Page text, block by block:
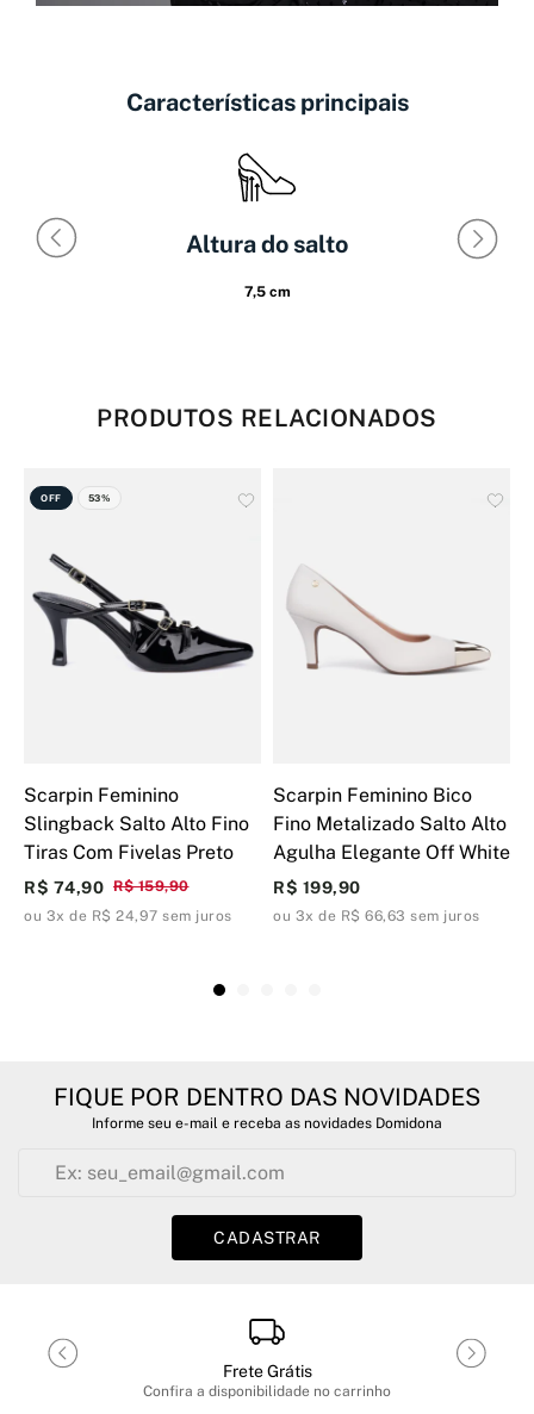
Características principais
Altura do salto
7,5 cm
PRODUTOS RELACIONADOS
OFF 53%
Scarpin Feminino
Slingback Salto Alto Fino
Tiras Com Fivelas Preto
R$ 159,90
R$ 74,90
ou 3x de R$ 24,97 sem juros
Scarpin Feminino Bico
Fino Metalizado Salto Alto
Agulha Elegante Off White
R$ 199,90
ou 3x de R$ 66,63 sem juros
FIQUE POR DENTRO DAS NOVIDADES
Informe seu e-mail e receba as novidades Domidona
CADASTRAR
Frete Grátis
Confira a disponibilidade no carrinho